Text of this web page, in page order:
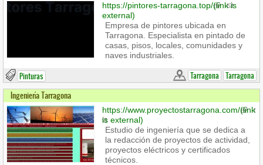
https://pintores-tarragona.top/(link is
external)
Empresa de pintores ubicada en
Tarragona. Especialista en pintado de
casas, pisos, locales, comunidades y
naves industriales.
Tarragona Tarragona
Pinturas
Ingeniería Tarragona
https://www.proyectostarragona.com/(link
is external)
Estudio de ingeniería que se dedica a
la redacción de proyectos de actividad,
proyectos eléctricos y certificados
técnicos.